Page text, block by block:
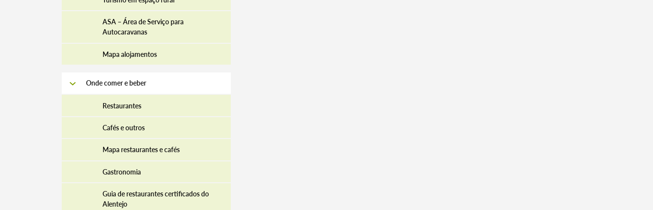
ASA – Área de Serviço para
Autocaravanas
Mapa alojamentos
Onde comer e beber
Restaurantes
Cafés e outros
Mapa restaurantes e cafés
Gastronomia
Guia de restaurantes certificados do
Alentejo